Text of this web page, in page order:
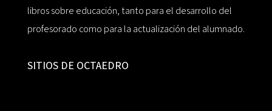
libros sobre educación, tanto para el desarrollo del
profesorado como para la actualización del alumnado.
SITIOS DE OCTAEDRO